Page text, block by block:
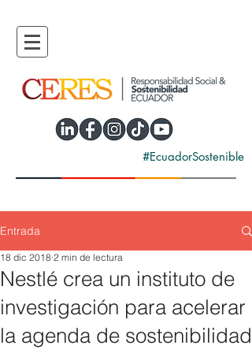
#EcuadorSostenible
Entrada
Nestlé crea un instituto de
investigación para acelerar
la agenda de sostenibilidad
18 dic 2018 2 min de lectura